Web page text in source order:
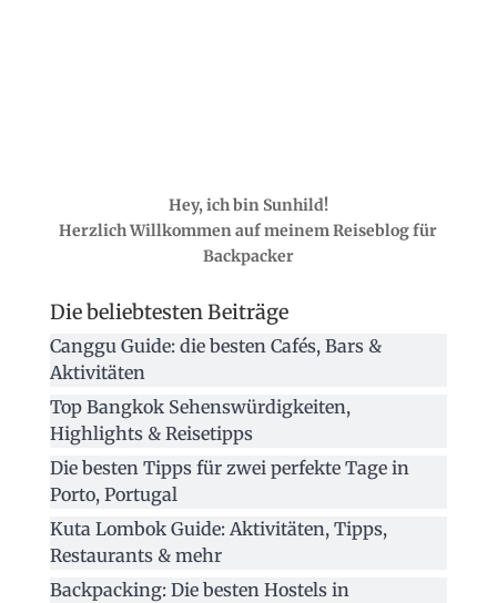
Hey, ich bin Sunhild!
Herzlich Willkommen auf meinem Reiseblog für
Backpacker
Die beliebtesten Beiträge
Canggu Guide: die besten Cafés, Bars &
Aktivitäten
Top Bangkok Sehenswürdigkeiten,
Highlights & Reisetipps
Die besten Tipps für zwei perfekte Tage in
Porto, Portugal
Kuta Lombok Guide: Aktivitäten, Tipps,
Restaurants & mehr
Backpacking: Die besten Hostels in